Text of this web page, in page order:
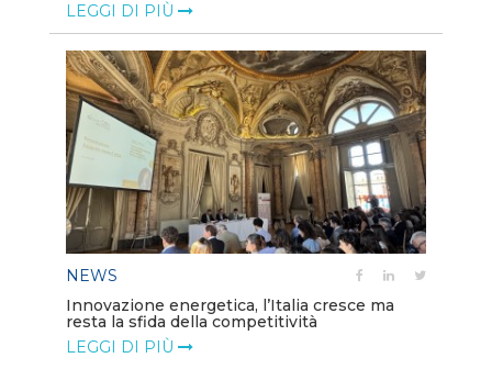
LEGGI DI PIÙ
NEWS
Innovazione energetica, l’Italia cresce ma
resta la sfida della competitività
LEGGI DI PIÙ